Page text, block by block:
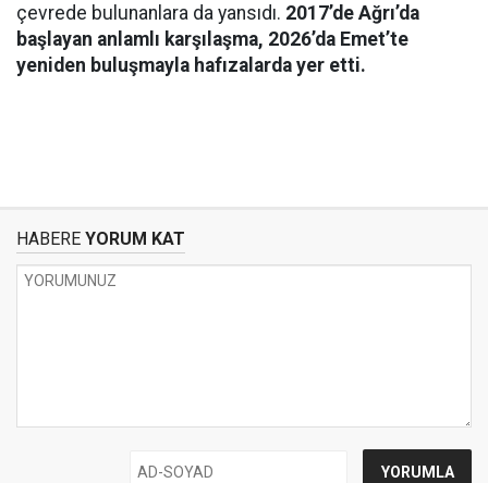
çevrede bulunanlara da yansıdı. 2017’de Ağrı’da
başlayan anlamlı karşılaşma, 2026’da Emet’te
yeniden buluşmayla hafızalarda yer etti.
HABERE YORUM KAT